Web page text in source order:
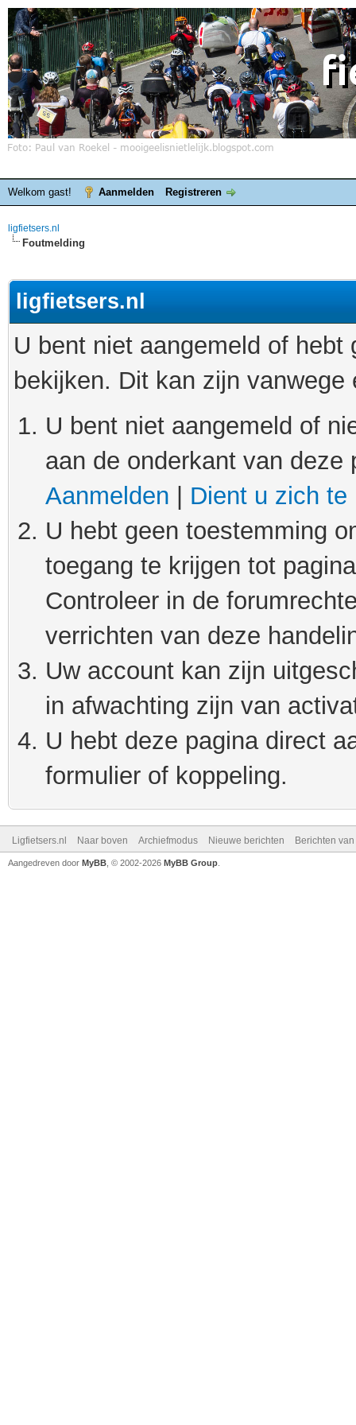
Welkom gast! Aanmelden Registreren
ligfietsers.nl
Foutmelding
ligfietsers.nl
U bent niet aangemeld of
bekijken. Dit kan zijn
U bent niet aangemeld of
aan de onderkant van
Aanmelden
Dient u zich te
U hebt geen toestemming
toegang te krijgen tot
Controleer in de
verrichten van deze
Uw account kan zijn
in afwachting zijn van
U hebt deze pagina direct
formulier of koppeling.
Ligfietsers.nl Naar boven Archiefmodus Nieuwe berichten Berichten
Aangedreven door MyBB , © 2002-2026 MyBB Group